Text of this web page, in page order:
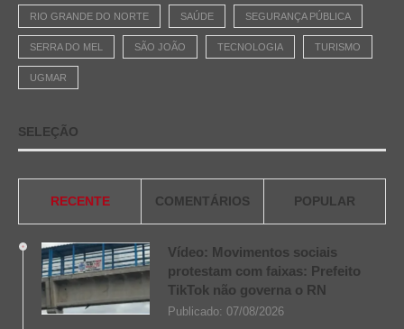
RIO GRANDE DO NORTE SAÚDE SEGURANÇA PÚBLICA
SERRA DO MEL SÃO JOÃO TECNOLOGIA TURISMO
UGMAR
SELEÇÃO
RECENTE COMENTÁRIOS POPULAR
Vídeo: Movimentos sociais
protestam com faixas: Prefeito
TikTok não governa o RN
Publicado: 07/08/2026